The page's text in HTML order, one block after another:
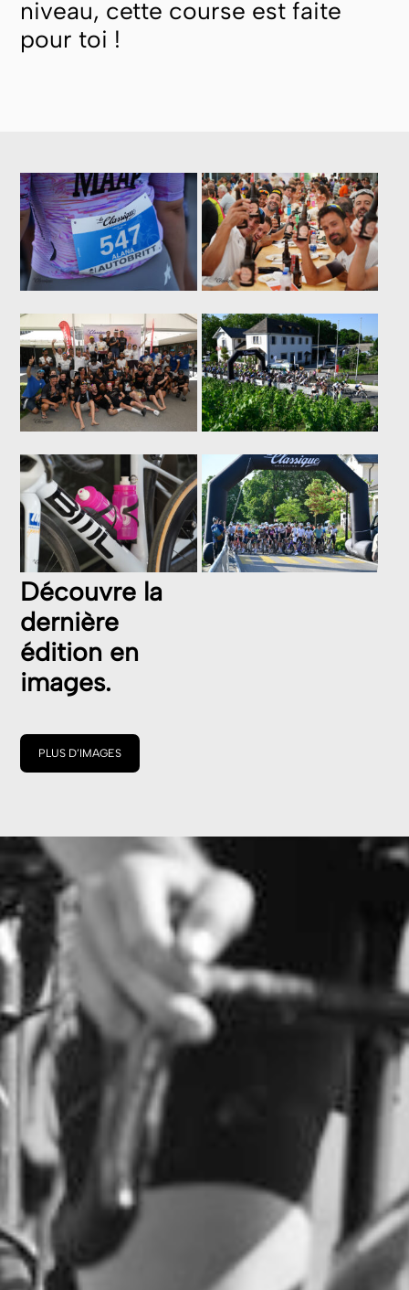
niveau, cette course est faite
pour toi !
Découvre la
dernière
édition en
images.
PLUS D’IMAGES